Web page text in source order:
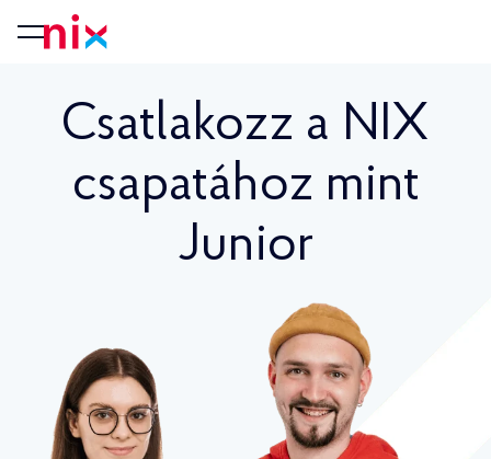
Csatlakozz a NIX
csapatához mint
Junior